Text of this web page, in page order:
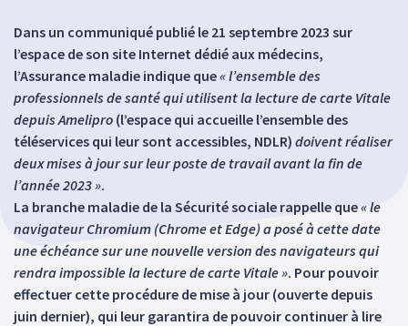
Dans un communiqué publié le 21 septembre 2023 sur
l’espace de son site Internet dédié aux médecins,
l’Assurance maladie indique que« l’ensemble des
professionnels de santé qui utilisent la lecture de carte Vitale
depuis Amelipro (l’espace qui accueille l’ensemble des
téléservices qui leur sont accessibles, NDLR) doivent réaliser
deux mises à jour sur leur poste de travail avant la fin de
l’année 2023 ».
La branche maladie de la Sécurité sociale rappelle que« le
navigateur Chromium (Chrome et Edge) a posé à cette date
une échéance sur une nouvelle version des navigateurs qui
rendra impossible la lecture de carte Vitale ». Pour pouvoir
effectuer cette procédure de mise à jour (ouverte depuis
juin dernier), qui leur garantira de pouvoir continuer à lire